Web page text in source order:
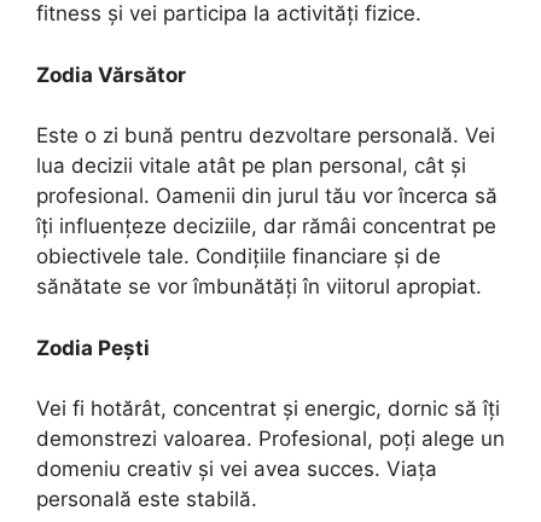
fitness și vei participa la activități fizice.
Zodia Vărsător
Este o zi bună pentru dezvoltare personală. Vei
lua decizii vitale atât pe plan personal, cât și
profesional. Oamenii din jurul tău vor încerca să
îți influențeze deciziile, dar rămâi concentrat pe
obiectivele tale. Condițiile financiare și de
sănătate se vor îmbunătăți în viitorul apropiat.
Zodia Pești
Vei fi hotărât, concentrat și energic, dornic să îți
demonstrezi valoarea. Profesional, poți alege un
domeniu creativ și vei avea succes. Viața
personală este stabilă.